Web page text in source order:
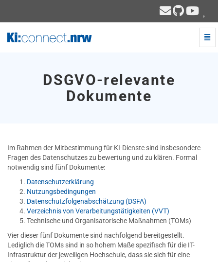
DSGVO-relevante
Dokumente
Im Rahmen der Mitbestimmung für KI-Dienste sind insbesondere
Fragen des Datenschutzes zu bewertung und zu klären. Formal
notwendig sind fünf Dokumente:
Datenschutzerklärung
Nutzungsbedingungen
Datenschutzfolgenabschätzung (DSFA)
Verzeichnis von Verarbeitungstätigkeiten (VVT)
Technische und Organisatorische Maßnahmen (TOMs)
Vier dieser fünf Dokumente sind nachfolgend bereitgestellt.
Lediglich die TOMs sind in so hohem Maße spezifisch für die IT-
Infrastruktur der jeweiligen Hochschule, dass sie sich für eine